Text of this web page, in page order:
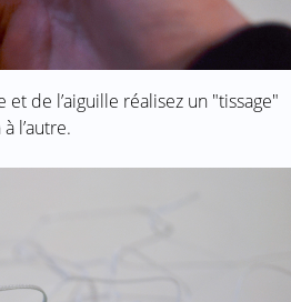
de l’aiguille réalisez un "tissage"
l’autre.